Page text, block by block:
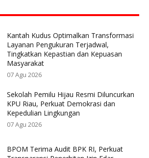
Kantah Kudus Optimalkan Transformasi
Layanan Pengukuran Terjadwal,
Tingkatkan Kepastian dan Kepuasan
Masyarakat
07 Agu 2026
Sekolah Pemilu Hijau Resmi Diluncurkan
KPU Riau, Perkuat Demokrasi dan
Kepedulian Lingkungan
07 Agu 2026
BPOM Terima Audit BPK RI, Perkuat